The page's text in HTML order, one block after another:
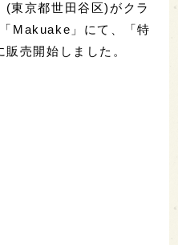
(東京都世田谷区)がクラ
Makuake」にて、「特
売開始しました。